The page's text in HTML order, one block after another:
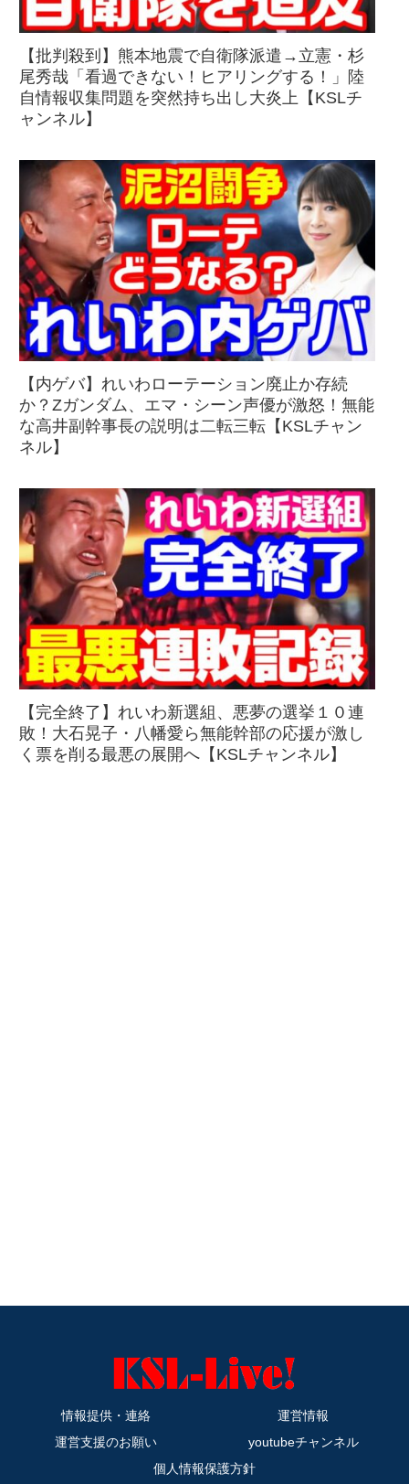
【批判殺到】熊本地震で自衛隊派遣→立憲・杉
尾秀哉「看過できない！ヒアリングする！」陸
自情報収集問題を突然持ち出し大炎上【KSLチ
ャンネル】
【内ゲバ】れいわローテーション廃止か存続
か？Zガンダム、エマ・シーン声優が激怒！無能
な高井副幹事長の説明は二転三転【KSLチャン
ネル】
【完全終了】れいわ新選組、悪夢の選挙１０連
敗！大石晃子・八幡愛ら無能幹部の応援が激し
く票を削る最悪の展開へ【KSLチャンネル】
情報提供・連絡
運営情報
運営支援のお願い
youtubeチャンネル
個人情報保護方針